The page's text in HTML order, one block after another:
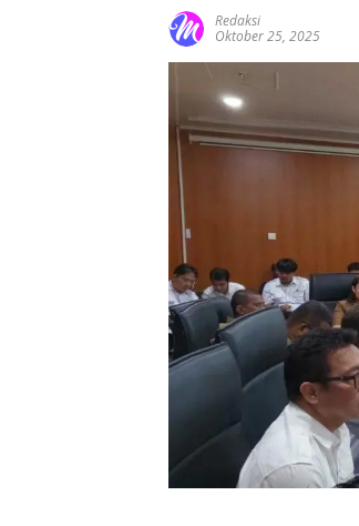
Redaksi
Oktober 25, 2025